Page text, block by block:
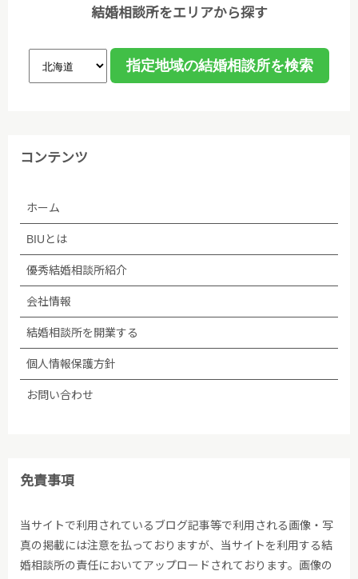
結婚相談所をエリアから探す
コンテンツ
ホーム
BIUとは
優秀結婚相談所紹介
会社情報
結婚相談所を開業する
個人情報保護方針
お問い合わせ
免責事項
当サイトで利用されているブログ記事等で利用される画像・写
真の掲載には注意を払っておりますが、当サイトを利用する結
婚相談所の責任においてアップロードされております。画像の